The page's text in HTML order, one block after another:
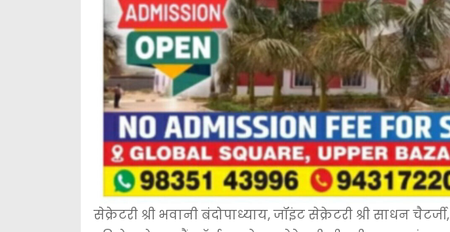
सेक्रेटरी श्री भवानी बंदोपाध्याय, जॉइंट सेक्रेटरी श्री साधन